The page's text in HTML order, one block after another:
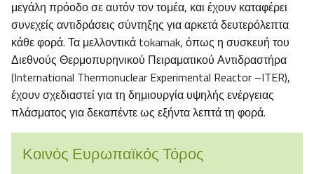
μεγάλη πρόοδο σε αυτόν τον τομέα, και έχουν καταφέρει
συνεχείς αντιδράσεις σύντηξης για αρκετά δευτερόλεπτα
κάθε φορά. Τα μελλοντικά tokamak, όπως η συσκευή του
Διεθνούς Θερμοπυρηνικού Πειραματικού Αντιδραστήρα
(International Thermonuclear Experimental Reactor –ITER),
έχουν σχεδιαστεί για τη δημιουργία υψηλής ενέργειας
πλάσματος για δεκαπέντε ως εξήντα λεπτά τη φορά.
Κοινός Ευρωπαϊκός Τόρος